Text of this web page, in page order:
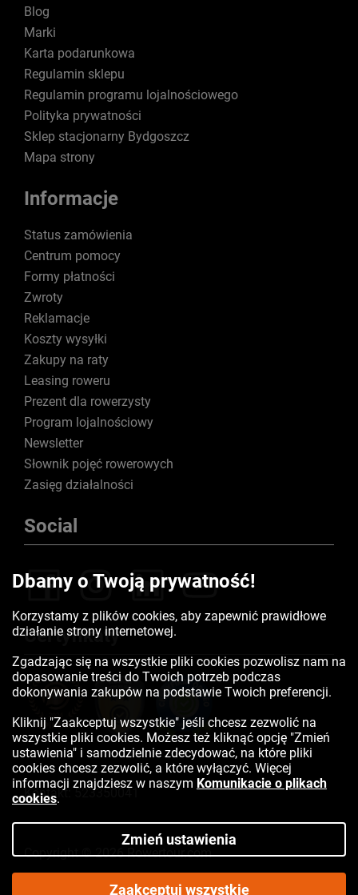
Blog
Marki
Karta podarunkowa
Regulamin sklepu
Regulamin programu lojalnościowego
Polityka prywatności
Sklep stacjonarny Bydgoszcz
Mapa strony
Informacje
Status zamówienia
Centrum pomocy
Formy płatności
Zwroty
Reklamacje
Koszty wysyłki
Zakupy na raty
Leasing roweru
Prezent dla rowerzysty
Program lojalnościowy
Newsletter
Słownik pojęć rowerowych
Zasięg działalności
Social
Certyfikaty
Kontakt:523350041
Copyright © 2026 Rowertour.com
Internetowy sklep rowerowy
Dbamy o Twoją prywatność!
Korzystamy z plików cookies, aby zapewnić prawidłowe
działanie strony internetowej.
Zgadzając się na wszystkie pliki cookies pozwolisz nam na
dopasowanie treści do Twoich potrzeb podczas
dokonywania zakupów na podstawie Twoich preferencji.
Kliknij "Zaakceptuj wszystkie" jeśli chcesz zezwolić na
wszystkie pliki cookies. Możesz też kliknąć opcję "Zmień
ustawienia" i samodzielnie zdecydować, na które pliki
cookies chcesz zezwolić, a które wyłączyć. Więcej
informacji znajdziesz w naszym Komunikacie o plikach
cookies.
Zmień ustawienia
Zaakceptuj wszystkie